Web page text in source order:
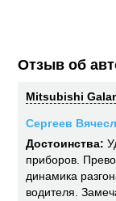
Отзыв об
Mitsubishi
Сергеев
Достоинства:
приборов.
динамика
водителя.